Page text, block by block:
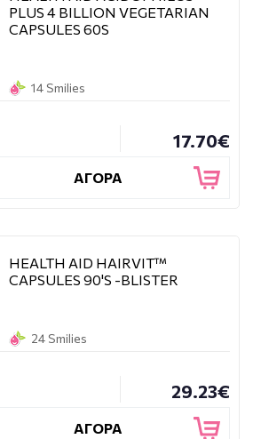
PLUS 4 BILLION VEGETARIAN
CAPSULES 60S
14 Smilies
17.70€
ΑΓΟΡΑ
HEALTH AID HAIRVIT™
CAPSULES 90'S -BLISTER
24 Smilies
29.23€
ΑΓΟΡΑ